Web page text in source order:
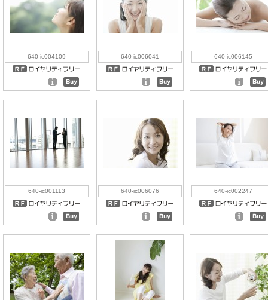
640-ic004109 640-ic006041 640-ic006145
640-ic001113 640-ic006076 640-ic002247